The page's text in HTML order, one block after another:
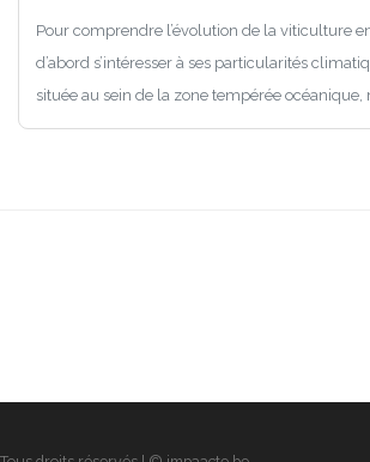
Pour comprendre l’évolution de la viticulture
d’abord s’intéresser à ses particularités
située au sein de la zone tempérée océanique,